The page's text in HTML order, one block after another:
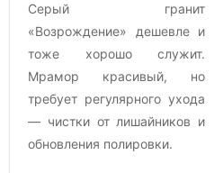
Серый гранит
«Возрождение» дешевле и
тоже хорошо служит.
Мрамор красивый, но
требует регулярного ухода
— чистки от лишайников и
обновления полировки.